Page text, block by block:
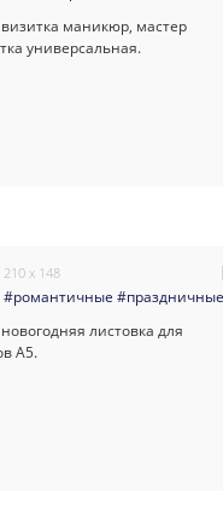
210 x 148
#романтичные #праздничные